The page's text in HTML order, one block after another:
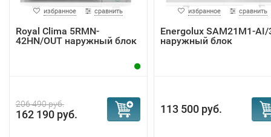
избранное сравнить
Royal Clima 5RMN-
42HN/OUT наружный блок
206 490 руб.
162 190 руб.
избранное сравнить
Energolux SAM21M1-AI/
наружный блок
113 500 руб.